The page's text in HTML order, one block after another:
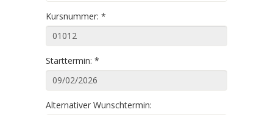
Kursnummer: *
Starttermin: *
Alternativer Wunschtermin: